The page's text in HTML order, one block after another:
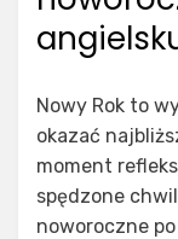
Nowy Rok to
okazać
moment
spędzone
noworoczne